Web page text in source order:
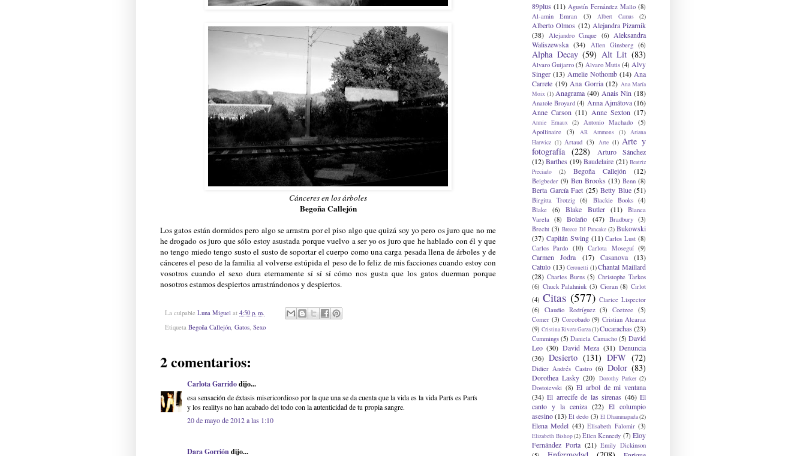
Cánceres en los árboles
Begoña Callejón
Los gatos están dormidos pero algo se arrastra por el piso algo que quizá soy yo pero os juro que no me
he drogado os juro que sólo estoy asustada porque vuelvo a ser yo os juro que he hablado con él y que
no tengo miedo tengo susto el susto de soportar el cuerpo como una carga pesada llena de árboles y de
cánceres el peso de la familia al volverse estúpida el peso de lo feliz de mis facciones cuando estoy con
vosotros cuando el sexo dura eternamente sí sí sí cómo nos gusta que los gatos duerman porque
nosotros estamos despiertos arrastrándonos y despiertos.
La culpable Luna Miguel at 4:50 p. m.
Etiqueta Begoña Callejón, Gatos, Sexo
2 comentarios:
Carlota Garridodijo...
esa sensación de éxtasis misericordioso por la que una se da cuenta que la vida es la vida París es París
y los realitys no han acabado del todo con la autenticidad de tu propia sangre.
20 de mayo de 2012 a las 1:10
Dara Gorrióndijo...
89plus (11) Agustín Fernández Mallo (8)
Al-amin Emran
(3) Albert Camus (2)
Alberto Olmos (12) Alejandra Pizarnik
(38)
Alejandro Cinque (6)
Aleksandra
Waliszewska (34) Allen Ginsberg (6)
Alpha Decay (59) Alt Lit (83)
Alvaro Guijarro (5) Alvaro Mutis (4) Alvy
Singer (13) Amelie Nothomb (14) Ana
Carrete (19) Ana Gorria (12) Ana María
Moix (1) Anagrama (40) Anais Nin (18)
Anatole Broyard (4) Anna Ajmátova (16)
Anne Carson (11) Anne Sexton (17)
Annie Ernaux (2) Antonio Machado
(5)
Apollinaire
(3) AR Ammons (1)
Ariana
Harwicz (1) Artaud (3) Arte (1) Arte y
fotografía (228)
Arturo Sánchez
(12) Barthes (19) Baudelaire (21) Beatriz
Preciado
(2) Begoña Callejón (12)
Beigbeder (9) Ben Brooks (13) Benn (8)
Berta García Faet (25) Betty Blue (51)
Birgitta Trotzig (6) Blackie Books (4)
Blake
(6) Blake Butler (11)
Blanca
Varela
(8) Bolaño (47) Bradbury (3)
Brecht (3) Breece DJ Pancake (2) Bukowski
(37) Capitán Swing (11) Carlos Lust (8)
Carlos Pardo (10) Carlota Moseguí (9)
Carmen Jodra (17) Casanova
(13)
Catulo (13) Ceronetti (1) Chantal Maillard
(28) Charles Burns (5) Christophe Tarkos
(6) Chuck Palahniuk (3) Cioran (8) Cirlot
(4) Citas (577) Clarice Lispector
(6)
Claudio Rodríguez (3) Coetzee (5)
Comer (3) Corcobado (9) Cristian Alcaraz
(9) Cristina Rivera Garza(1)Cucarachas (23)
Cummings (5) Daniela Camacho (5) David
Leo (30) David Meza (31) Denuncia
(36) Desierto (131) DFW (72)
Didier Andrés Castro (6) Dolor (83)
Dorothea Lasky (20) Dorothy Parker (2)
Dostoievski (8) El arbol de mi ventana
(34) El arrecife de las sirenas (46) El
canto y la ceniza (22) El columpio
asesino(13) El dedo (3) El Dhammapada(2)
Elena Medel (43) Elisabeth Falomir (3)
Elizabeth Bishop(2) Ellen Kennedy (7) Eloy
Fernández Porta (21) Emily Dickinson